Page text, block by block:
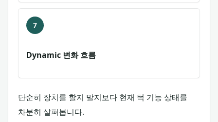
7
Dynamic 변화 흐름
단순히 장치를 할지 말지보다 현재 턱 기능 상태를
차분히 살펴봅니다.